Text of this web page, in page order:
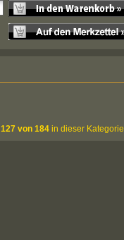
127 von 184 in dieser Kategorie